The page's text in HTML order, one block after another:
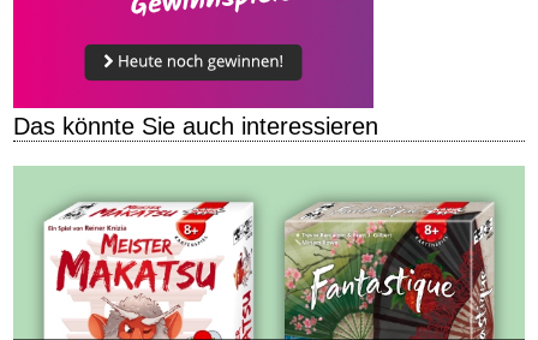
Das könnte Sie auch interessieren